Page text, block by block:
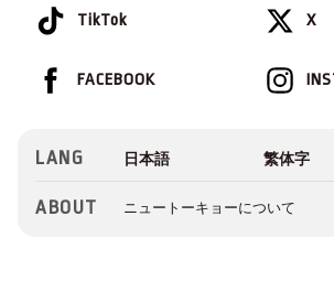
TikTok X
FACEBOOK
LANG
ABOUT ニュートーキョーについて